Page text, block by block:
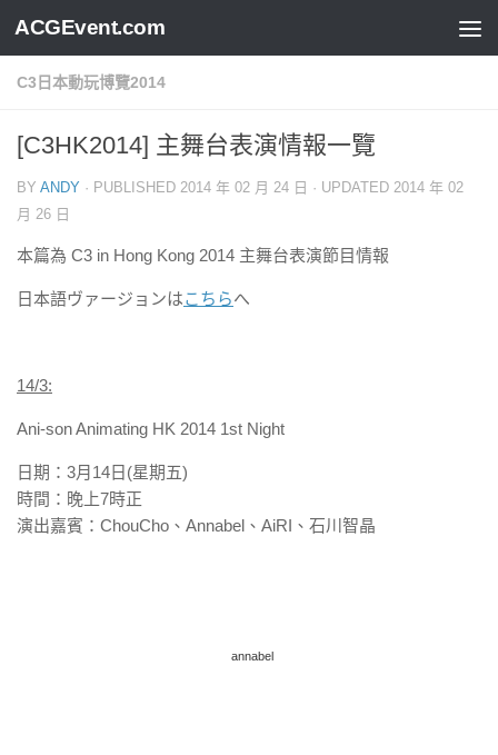
ACGEvent.com
C3日本動玩博覽2014
[C3HK2014] 主舞台表演情報一覽
BY ANDY · PUBLISHED 2014 年 02 月 24 日 · UPDATED 2014 年 02
月 26 日
本篇為 C3 in Hong Kong 2014 主舞台表演節目情報
日本語ヴァージョンはこちらへ
14/3:
Ani-son Animating HK 2014 1st Night
日期：3月14日(星期五)
時間：晚上7時正
演出嘉賓：ChouCho、Annabel、AiRI、石川智晶
annabel